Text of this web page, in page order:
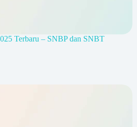
Terbaru – SNBP dan SNBT